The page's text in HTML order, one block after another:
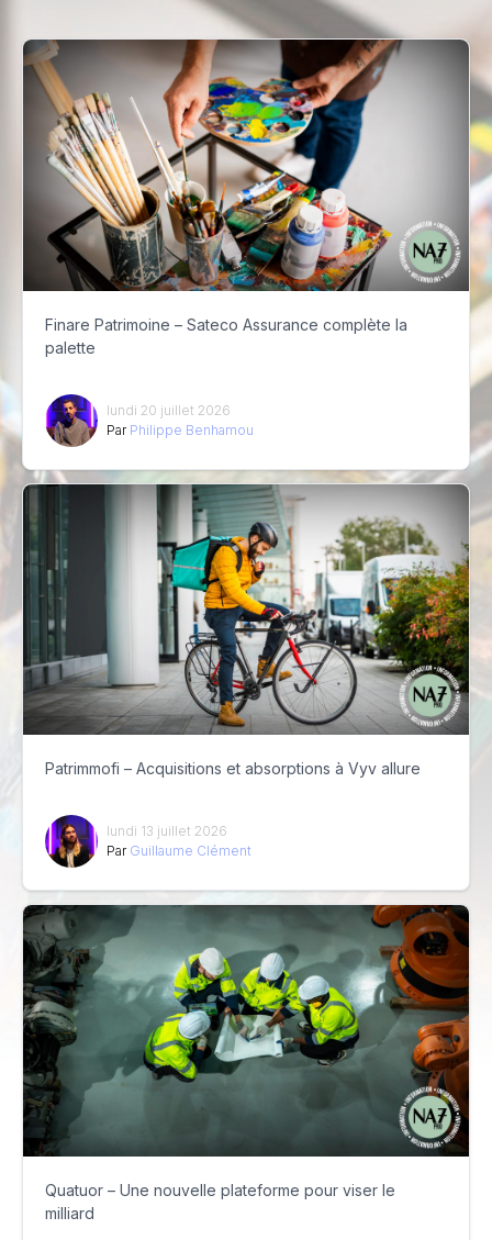
Finare Patrimoine – Sateco Assurance complète la
palette
lundi 20 juillet 2026
Par Philippe Benhamou
Patrimmofi – Acquisitions et absorptions à Vyv allure
lundi 13 juillet 2026
Par Guillaume Clément
Quatuor – Une nouvelle plateforme pour viser le
milliard